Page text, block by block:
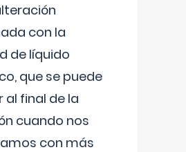
con la
de líquido
que se puede
al final de la
cuando nos
con más